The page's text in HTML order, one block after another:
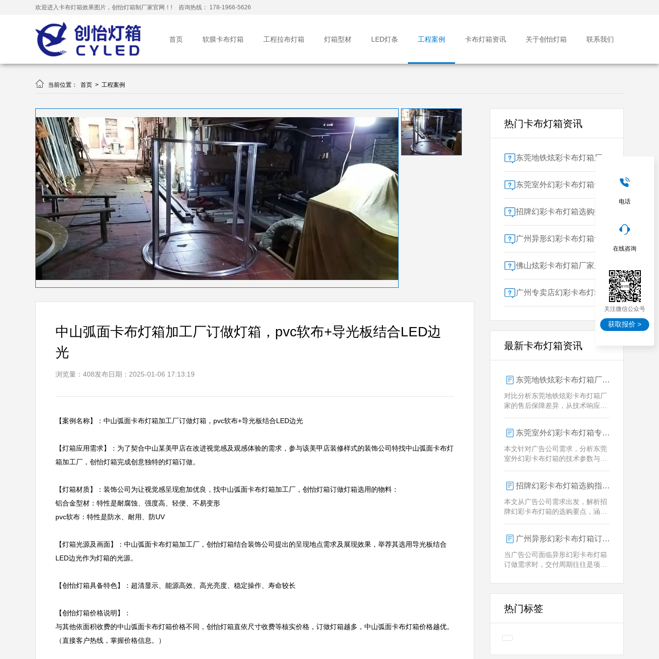
欢迎进入卡布灯箱效果图片，创怡灯箱制厂家官网！! 咨询热线： 178-1966-5626
首页 软膜卡布灯箱 工程拉布灯箱 灯箱型材 LED灯条 工程案例 卡布灯箱资讯 关于创怡灯箱 联系我们
 当前位置： 首页 > 工程案例
中山弧面卡布灯箱加工厂订做灯箱，pvc软布+导光板结合LED边
光
浏览量：408发布日期：2025-01-06 17:13:19
【案例名称】：中山弧面卡布灯箱加工厂订做灯箱，pvc软布+导光板结合LED边光
【灯箱应用需求】：为了契合中山某美甲店在改进视觉感及观感体验的需求，参与该美甲店装修样式的装饰公司特找中山弧面卡布灯
箱加工厂，创怡灯箱完成创意独特的灯箱订做。
【灯箱材质】：装饰公司为让视觉感呈现愈加优良，找中山弧面卡布灯箱加工厂，创怡灯箱订做灯箱选用的物料：
铝合金型材：特性是耐腐蚀、强度高、轻便、不易变形
pvc软布：特性是防水、耐用、防UV
【灯箱光源及画面】：中山弧面卡布灯箱加工厂，创怡灯箱结合装饰公司提出的呈现地点需求及展现效果，举荐其选用导光板结合
LED边光作为灯箱的光源。
【创怡灯箱具备特色】：超清显示、能源高效、高光亮度、稳定操作、寿命较长
【创怡灯箱价格说明】：
与其他依面积收费的中山弧面卡布灯箱价格不同，创怡灯箱直依尺寸收费等核实价格，订做灯箱越多，中山弧面卡布灯箱价格越优。
（直接客户热线，掌握价格信息。）
热门卡布灯箱资讯
广州专卖店幻彩卡布灯箱选购指南：一位广告总监的售后保障启示录
最新卡布灯箱资讯
东莞地铁炫彩卡布灯箱厂家售后保障对比指南：广告公司选型核心要素解析
对比分析东莞地铁炫彩卡布灯箱厂
家的售后保障差异，从技术响应、
在动态效果与全天候耐用性上的专
业解决方案。
东莞室外幻彩卡布灯箱专业供应商技术解析
本文针对广告公司需求，分析东莞
室外幻彩卡布灯箱的技术参数与定
招牌幻彩卡布灯箱选购指南：广州广告公司专业视角
本文从广告公司需求出发，解析招
牌幻彩卡布灯箱的选购要点，涵盖
户提供专业解决方案。
广州异形幻彩卡布灯箱订做：广告人必看的交付周期决策指南
当广告公司面临异形幻彩卡布灯箱
订做需求时，交付周期往往是项目
过技术预配与柔性生产体系，将定
制周期压缩至行业领先水平？
热门标签
电话
在线咨询
关注微信公众号
获取报价 >